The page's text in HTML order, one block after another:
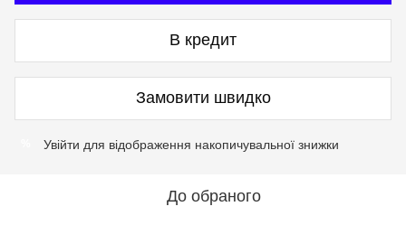
В кредит
Замовити швидко
Увійти для відображення накопичувальної знижки
До обраного